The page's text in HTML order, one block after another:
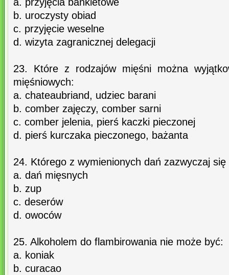
b. uroczysty obiad
c. przyjęcie weselne
d. wizyta zagranicznej delegacji
23. Które z rodzajów mięśni można
mięśniowych:
a. chateaubriand, udziec barani
b. comber zajęczy, comber sarni
c. comber jelenia, pierś kaczki pieczonej
d. pierś kurczaka pieczonego, bażanta
24. Którego z wymienionych dań zazwyczaj
a. dań mięsnych
b. zup
c. deserów
d. owoców
25. Alkoholem do flambirowania nie może być:
a. koniak
b. curacao